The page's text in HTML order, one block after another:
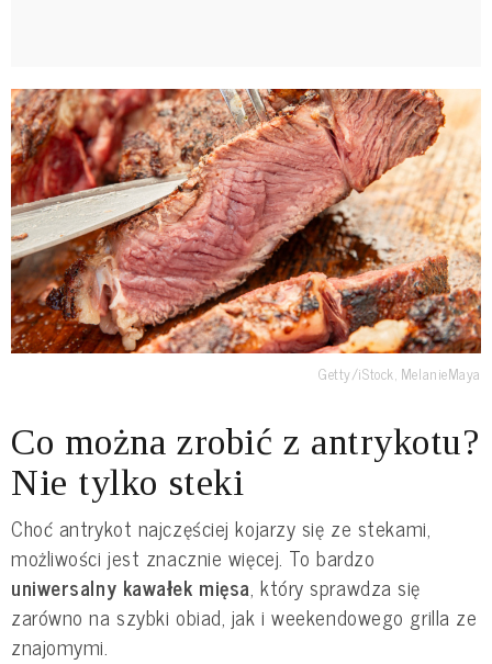
Getty/iStock, MelanieMaya
Co można zrobić z antrykotu?
Nie tylko steki
Choć antrykot najczęściej kojarzy się ze stekami,
możliwości jest znacznie więcej. To bardzo
uniwersalny kawałek mięsa, który sprawdza się
zarówno na szybki obiad, jak i weekendowego grilla ze
znajomymi.